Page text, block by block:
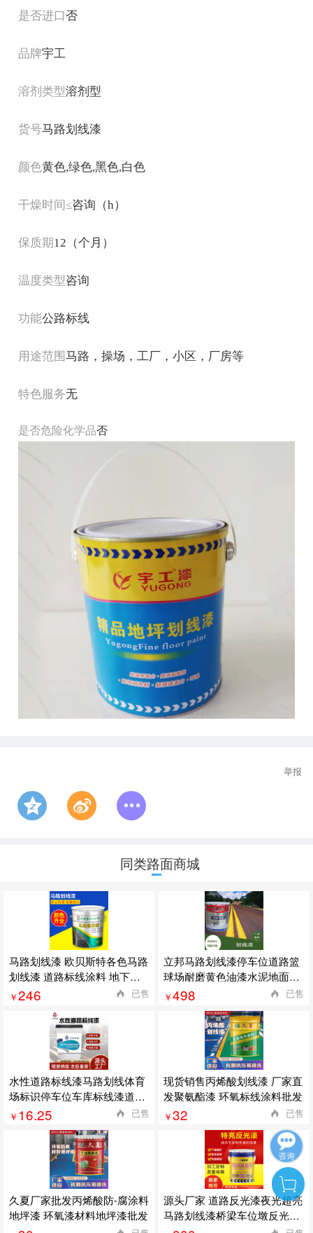
是否进口否
品牌宇工
溶剂类型溶剂型
货号马路划线漆
颜色黄色,绿色,黑色,白色
干燥时间≤咨询（h）
保质期12（个月）
温度类型咨询
功能公路标线
用途范围马路，操场，工厂，小区，厂房等
特色服务无
是否危险化学品否
举报
同类路面商城
马路划线漆 欧贝斯特各色马路
划线漆 道路标线涂料 地下车
库停
￥246 已售
立邦马路划线漆停车位道路篮
球场耐磨黄色油漆水泥地面公
路画线漆
￥498 已售
水性道路标线漆马路划线体育
场标识停车位车库标线漆道路
画线漆
￥ 16.25 已售
现货销售丙烯酸划线漆 厂家直
发聚氨酯漆 环氧标线涂料批发
￥32 已售
久夏厂家批发丙烯酸防-腐涂料
地坪漆 环氧漆材料地坪漆批发
源头厂家 道路反光漆夜光超亮
马路划线漆桥梁车位墩反光油